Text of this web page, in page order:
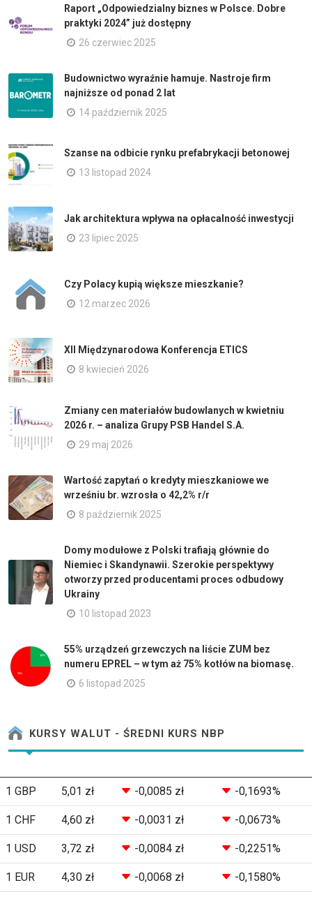
Raport „Odpowiedzialny biznes w Polsce. Dobre
praktyki 2024” już dostępny
26 czerwiec 2025
Budownictwo wyraźnie hamuje. Nastroje firm
najniższe od ponad 2 lat
14 październik 2025
Szanse na odbicie rynku prefabrykacji betonowej
13 listopad 2024
Jak architektura wpływa na opłacalność inwestycji
23 lipiec 2025
Czy Polacy kupią większe mieszkanie?
12 marzec 2026
XII Międzynarodowa Konferencja ETICS
8 kwiecień 2026
Zmiany cen materiałów budowlanych w kwietniu
2026 r. – analiza Grupy PSB Handel S.A.
29 maj 2026
Wartość zapytań o kredyty mieszkaniowe we
wrześniu br. wzrosła o 42,2% r/r
8 październik 2025
Domy modułowe z Polski trafiają głównie do
Niemiec i Skandynawii. Szerokie perspektywy
otworzy przed producentami proces odbudowy
Ukrainy
10 listopad 2023
55% urządzeń grzewczych na liście ZUM bez
numeru EPREL – w tym aż 75% kotłów na biomasę.
6 listopad 2025
KURSY WALUT - ŚREDNI KURS NBP
1 GBP 5,01 zł -0,0085 zł -0,1693%
1 CHF 4,60 zł -0,0031 zł -0,0673%
1 USD 3,72 zł -0,0084 zł -0,2251%
1 EUR 4,30 zł -0,0068 zł -0,1580%